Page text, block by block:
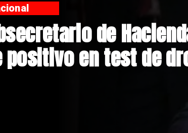
frontal en Chile
aisladas y 730